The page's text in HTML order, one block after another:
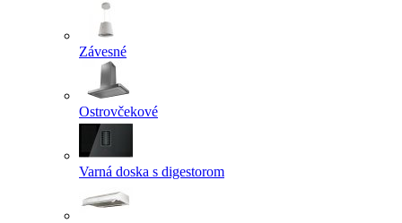
Závesné
Ostrovčekové
Varná doska s digestorom